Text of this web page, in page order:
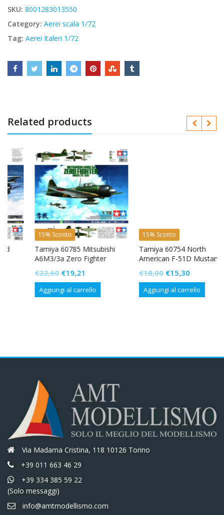
era:
€19,90.
è:
€16,92.
SKU: 8001283013550
Category: Aerei scala 1/72
Tag: Aerei Italeri 1/72
Related products
15% Sconto
Tamiya 60785 Mitsubishi
A6M3/3a Zero Fighter
22,60Il
prezzo
originale
€19,21Il
prezzo
attuale
Aggiungi al carrello
15% Sconto
Tamiya 60754 North
American F-51D Mustang
18,00Il
prezzo
originale
€15,30Il
prezzo
attuale
Aggiungi al carrello
Via Madama Cristina, 118 10126 Torino
+39 011 663 46 29
+39 334 385 59 22
(Solo messaggi)
info@amtmodellismo.com